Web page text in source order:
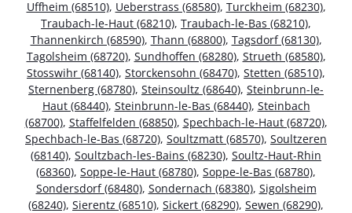
Uffheim (68510), Ueberstrass (68580), Turckheim (68230),
Traubach-le-Haut (68210), Traubach-le-Bas (68210),
Thannenkirch (68590), Thann (68800), Tagsdorf (68130),
Tagolsheim (68720), Sundhoffen (68280), Strueth (68580),
Stosswihr (68140), Storckensohn (68470), Stetten (68510),
Sternenberg (68780), Steinsoultz (68640), Steinbrunn-le-
Haut (68440), Steinbrunn-le-Bas (68440), Steinbach
(68700), Staffelfelden (68850), Spechbach-le-Haut (68720),
Spechbach-le-Bas (68720), Soultzmatt (68570), Soultzeren
(68140), Soultzbach-les-Bains (68230), Soultz-Haut-Rhin
(68360), Soppe-le-Haut (68780), Soppe-le-Bas (68780),
Sondersdorf (68480), Sondernach (68380), Sigolsheim
(68240), Sierentz (68510), Sickert (68290), Sewen (68290),